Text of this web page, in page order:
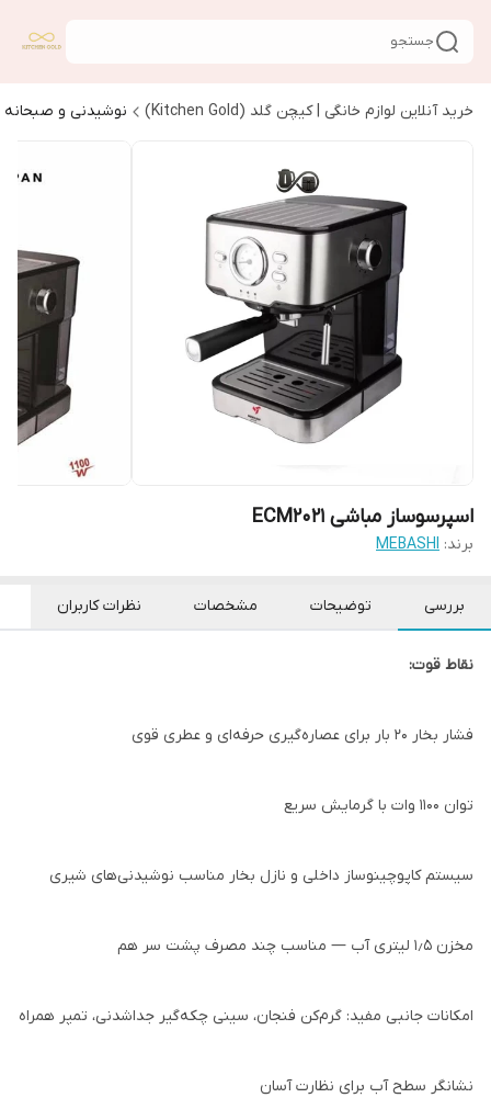
جستجو
خرید آنلاین لوازم خانگی | کیچن گلد (Kitchen Gold) نوشیدنی و صبحانه
اسپرسوساز مباشی ECM2021
برند: MEBASHI
بررسی توضیحات مشخصات نظرات کاربران
نقاط قوت:
فشار بخار ۲۰ بار برای عصاره‌گیری حرفه‌ای و عطری قوی
توان ۱۱۰۰ وات با گرمایش سریع
سیستم کاپوچینو‌ساز داخلی و نازل بخار مناسب نوشیدنی‌های شیری
مخزن ۱٫۵ لیتری آب — مناسب چند مصرف پشت سر هم
امکانات جانبی مفید: گرم‌کن فنجان، سینی چکه‌گیر جداشدنی، تمپر همراه
نشانگر سطح آب برای نظارت آسان